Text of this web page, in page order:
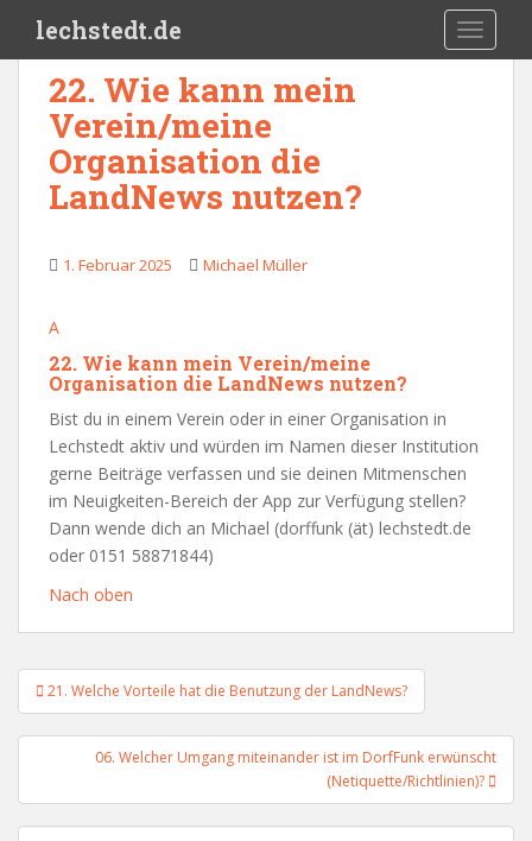
lechstedt.de
22. Wie kann mein
Verein/meine
Organisation die
LandNews nutzen?
1. Februar 2025 Michael Müller
A
22. Wie kann mein Verein/meine
Organisation die LandNews nutzen?
Bist du in einem Verein oder in einer Organisation in
Lechstedt aktiv und würden im Namen dieser Institution
gerne Beiträge verfassen und sie deinen Mitmenschen
im Neuigkeiten-Bereich der App zur Verfügung stellen?
Dann wende dich an Michael (dorffunk (ät) lechstedt.de
oder 0151 58871844)
Nach oben
Beitragsnavigation
21. Welche Vorteile hat die Benutzung der LandNews?
06. Welcher Umgang miteinander ist im DorfFunk erwünscht
(Netiquette/Richtlinien)?